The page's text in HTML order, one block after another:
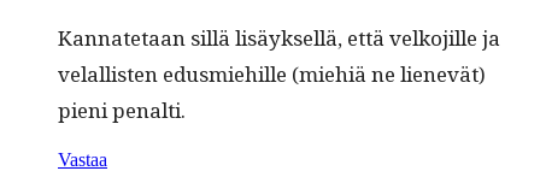
Kan­nate­taan sil­lä lisäyk­sel­lä, että velko­jille ja
velal­lis­ten edus­miehille (miehiä ne lienevät)
pieni penalti.
Vastaa